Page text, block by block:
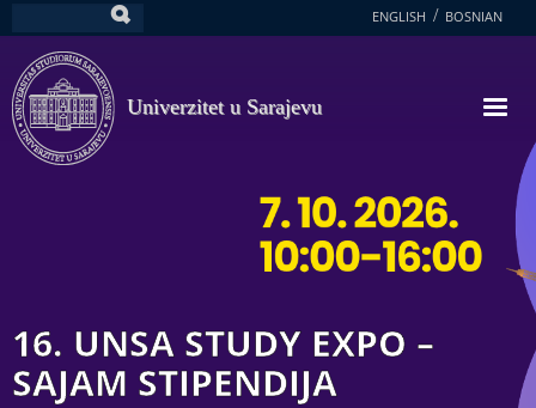
na
glavni
sadržaj
ENGLISH BOSNIAN
Univerzitet u Sarajevu
16. UNSA STUDY EXPO –
SAJAM STIPENDIJA